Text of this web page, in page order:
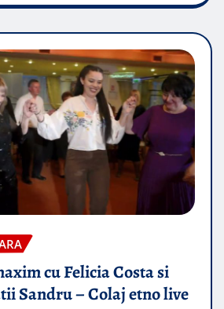
cu Felicia Costa si
Sandru – Colaj etno live